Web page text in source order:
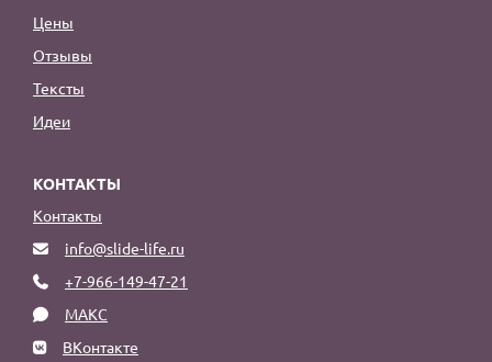
Цены
Отзывы
Тексты
Идеи
КОНТАКТЫ
Контакты
info@slide-life.ru
+7-966-149-47-21
МАКС
ВКонтакте